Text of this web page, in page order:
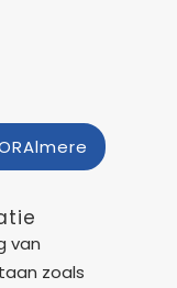
van
zoals